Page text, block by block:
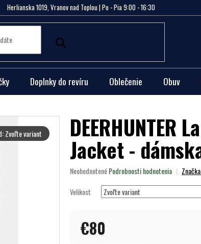
Herlianska 1019, Vranov nad Toplou | Po - Pia 9:00 - 16:30
Doplnky do revíru Oblečenie Obuv
Zvoľte variant DEERHUNTER
Jacket -
Priemerné
produktu
hviezdičiek.
NeohodnotenéPodrobnosti hodnotenia
Velikost
€80